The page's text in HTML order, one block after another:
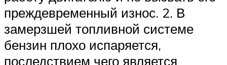
преждевременный износ. 2. В
замерзшей топливной системе
бензин плохо испаряется,
последствием чего является